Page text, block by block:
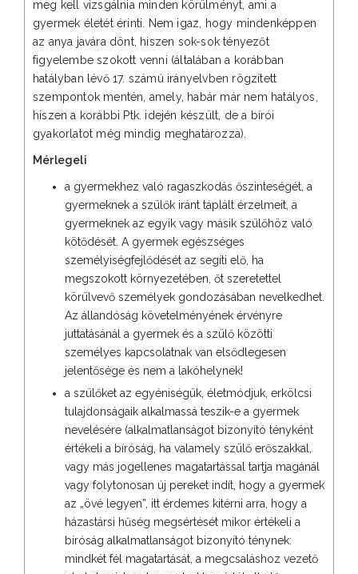
meg kell vizsgálnia minden körülményt, ami a
gyermek életét érinti. Nem igaz, hogy mindenképpen
az anya javára dönt, hiszen sok-sok tényezőt
figyelembe szokott venni (általában a korábban
hatályban lévő 17. számú irányelvben rögzített
szempontok mentén, amely, habár már nem hatályos,
hiszen a korábbi Ptk. idején készült, de a bírói
gyakorlatot még mindig meghatározza).
Mérlegeli
a gyermekhez való ragaszkodás őszinteségét, a
gyermeknek a szülők iránt táplált érzelmeit, a
gyermeknek az egyik vagy másik szülőhöz való
kötődését. A gyermek egészséges
személyiségfejlődését az segíti elő, ha
megszokott környezetében, őt szeretettel
körülvevő személyek gondozásában nevelkedhet.
Az állandóság követelményének érvényre
juttatásánál a gyermek és a szülő közötti
személyes kapcsolatnak van elsődlegesen
jelentősége és nem a lakóhelynek!
a szülőket az egyéniségük, életmódjuk, erkölcsi
tulajdonságaik alkalmassá teszik-e a gyermek
nevelésére (alkalmatlanságot bizonyító tényként
értékeli a bíróság, ha valamely szülő erőszakkal,
vagy más jogellenes magatartással tartja magánál
vagy folytonosan új pereket indít, hogy a gyermek
az „övé legyen”, itt érdemes kitérni arra, hogy a
házastársi hűség megsértését mikor értékeli a
bíróság alkalmatlanságot bizonyító ténynek:
mindkét fél magatartását, a megcsaláshoz vezető